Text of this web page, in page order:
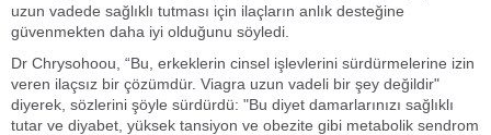
uzun vadede sağlıklı tutması için ilaçların anlık desteğine
güvenmekten daha iyi olduğunu söyledi.
Dr Chrysohoou, “Bu, erkeklerin cinsel işlevlerini sürdürmelerine izin
veren ilaçsız bir çözümdür. Viagra uzun vadeli bir şey değildir"
diyerek, sözlerini şöyle sürdürdü: "Bu diyet damarlarınızı sağlıklı
tutar ve diyabet, yüksek tansiyon ve obezite gibi metabolik sendrom